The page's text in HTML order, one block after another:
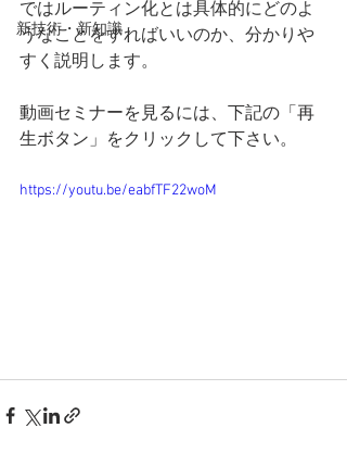
新技術・新知識
ではルーティン化とは具体的にどのよ
うなことをすればいいのか、分かりや
すく説明します。
動画セミナーを見るには、下記の「再
生ボタン」をクリックして下さい。
https://youtu.be/eabfTF22woM